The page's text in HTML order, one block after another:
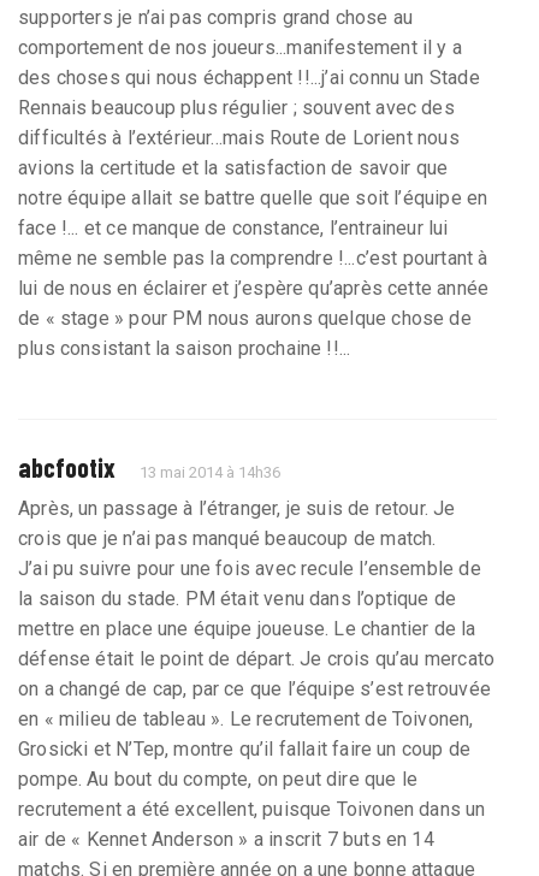
supporters je n’ai pas compris grand chose au
comportement de nos joueurs...manifestement il y a
des choses qui nous échappent !!...j’ai connu un Stade
Rennais beaucoup plus régulier ; souvent avec des
difficultés à l’extérieur...mais Route de Lorient nous
avions la certitude et la satisfaction de savoir que
notre équipe allait se battre quelle que soit l’équipe en
face !... et ce manque de constance, l’entraineur lui
même ne semble pas la comprendre !...c’est pourtant à
lui de nous en éclairer et j’espère qu’après cette année
de « stage » pour PM nous aurons quelque chose de
plus consistant la saison prochaine !!...
abcfootix 13 mai 2014 à 14h36
Après, un passage à l’étranger, je suis de retour. Je
crois que je n’ai pas manqué beaucoup de match.
J’ai pu suivre pour une fois avec recule l’ensemble de
la saison du stade. PM était venu dans l’optique de
mettre en place une équipe joueuse. Le chantier de la
défense était le point de départ. Je crois qu’au mercato
on a changé de cap, par ce que l’équipe s’est retrouvée
en « milieu de tableau ». Le recrutement de Toivonen,
Grosicki et N’Tep, montre qu’il fallait faire un coup de
pompe. Au bout du compte, on peut dire que le
recrutement a été excellent, puisque Toivonen dans un
air de « Kennet Anderson » a inscrit 7 buts en 14
matchs. Si en première année on a une bonne attaque